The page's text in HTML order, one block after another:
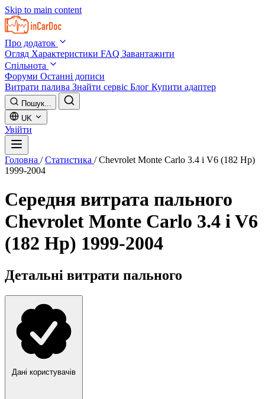
Skip to main content
Про додаток
Огляд Характеристики FAQ Завантажити
Спільнота
Форуми Останні дописи
Витрати палива Знайти сервіс Блог Купити адаптер
Пошук...
UK
Увійти
Головна / Статистика / Chevrolet Monte Carlo 3.4 i V6 (182 Hp)
1999-2004
Середня витрата пального
Chevrolet Monte Carlo 3.4 i V6
(182 Hp) 1999-2004
Детальні витрати пального
Дані користувачів